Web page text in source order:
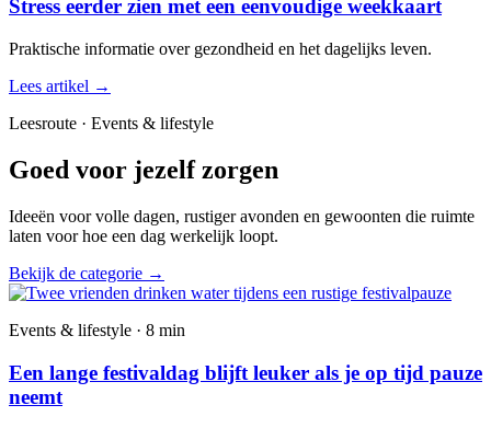
Stress eerder zien met een eenvoudige weekkaart
Praktische informatie over gezondheid en het dagelijks leven.
Lees artikel →
Leesroute · Events & lifestyle
Goed voor jezelf zorgen
Ideeën voor volle dagen, rustiger avonden en gewoonten die ruimte
laten voor hoe een dag werkelijk loopt.
Bekijk de categorie →
Events & lifestyle · 8 min
Een lange festivaldag blijft leuker als je op tijd pauze
neemt